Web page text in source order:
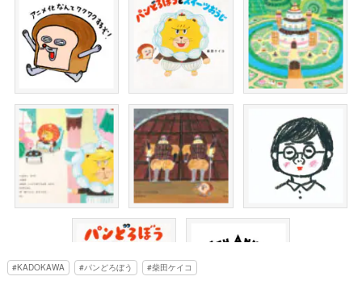
KADOKAWA パンどろぼう 柴田ケイコ